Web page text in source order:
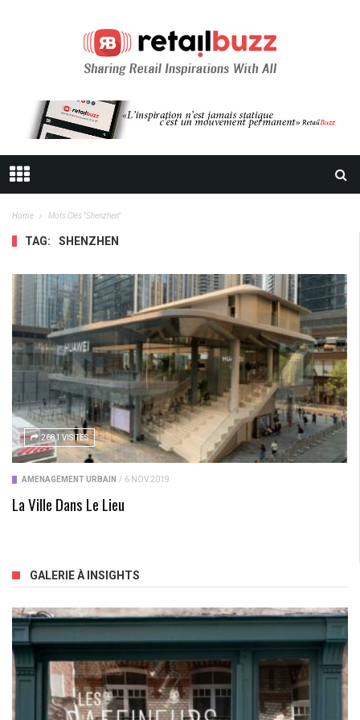
Home Mots Clés "shenzhen"
TAG: SHENZHEN
2681 VISITES
AMÉNAGEMENT URBAIN / 6 NOV 2019
La Ville Dans Le Lieu
GALERIE À INSIGHTS